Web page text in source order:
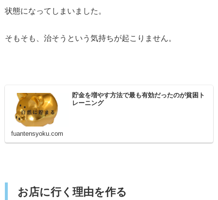
状態になってしまいました。
そもそも、治そうという気持ちが起こりません。
貯金を増やす方法で最も有効だったのが貧困ト
レーニング
fuantensyoku.com
お店に行く理由を作る